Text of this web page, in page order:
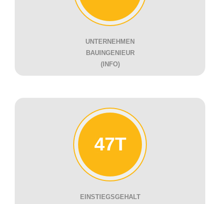
UNTERNEHMEN
BAUINGENIEUR
(INFO)
47T
EINSTIEGSGEHALT